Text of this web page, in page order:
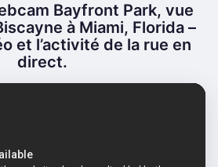
Bayfront Park, vue
à Miami, Florida –
et l’activité de la rue en
direct.